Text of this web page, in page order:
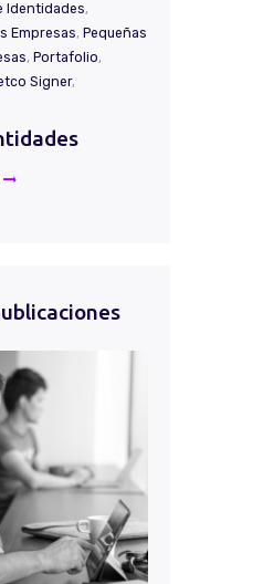
Identidades,
Empresas, Pequeñas
, Portafolio,
Signer,